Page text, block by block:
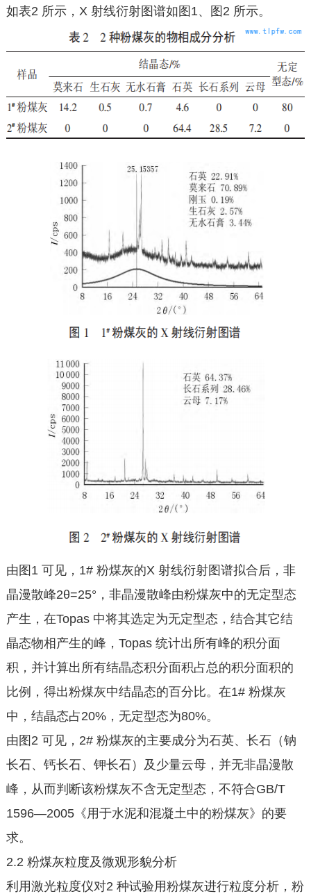
如表2 所示，X 射线衍射图谱如图1、图2 所示。
由图1 可见，1# 粉煤灰的X 射线衍射图谱拟合后，非
晶漫散峰2θ=25°，非晶漫散峰由粉煤灰中的无定型态
产生，在Topas 中将其选定为无定型态，结合其它结
晶态物相产生的峰，Topas 统计出所有峰的积分面
积，并计算出所有结晶态积分面积占总的积分面积的
比例，得出粉煤灰中结晶态的百分比。在1# 粉煤灰
中，结晶态占20%，无定型态为80%。
由图2 可见，2# 粉煤灰的主要成分为石英、长石（钠
长石、钙长石、钾长石）及少量云母，并无非晶漫散
峰，从而判断该粉煤灰不含无定型态，不符合GB/T
1596—2005《用于水泥和混凝土中的粉煤灰》的要
求。
2.2 粉煤灰粒度及微观形貌分析
利用激光粒度仪对2 种试验用粉煤灰进行粒度分析，粉